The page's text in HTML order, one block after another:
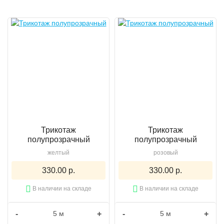
Трикотаж
полупрозрачный
желтый
330.00 р.
В наличии на складе
- +
Трикотаж
полупрозрачный
розовый
330.00 р.
В наличии на складе
- +